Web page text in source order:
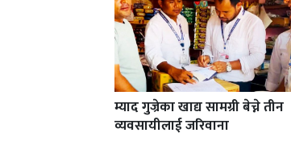
म्याद गुज्रेका खाद्य सामग्री बेच्ने तीन
व्यवसायीलाई जरिवाना